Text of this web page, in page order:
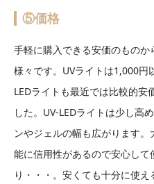
⑤価格
手軽に購入できる安価のもの
様々です。UVライトは1,000円
LEDライトも最近では比較的安
した。UV-LEDライトは少し高
ンやジェルの幅も広がります
能に信用性があるので安心し
り・・・。安くても十分に使